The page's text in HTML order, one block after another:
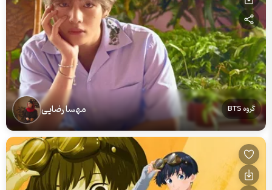
گروه BTS مهسا رضایی